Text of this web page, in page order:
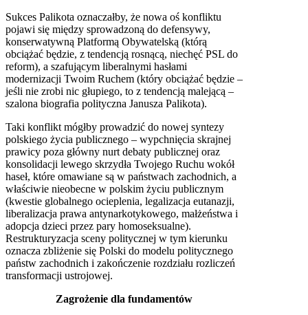
Sukces Palikota oznaczałby, że nowa oś konfliktu
pojawi się między sprowadzoną do defensywy,
konserwatywną Platformą Obywatelską (którą
obciążać będzie, z tendencją rosnącą, niechęć PSL do
reform), a szafującym liberalnymi hasłami
modernizacji Twoim Ruchem (który obciążać będzie –
jeśli nie zrobi nic głupiego, to z tendencją malejącą –
szalona biografia polityczna Janusza Palikota).
Taki konflikt mógłby prowadzić do nowej syntezy
polskiego życia publicznego – wypchnięcia skrajnej
prawicy poza główny nurt debaty publicznej oraz
konsolidacji lewego skrzydła Twojego Ruchu wokół
haseł, które omawiane są w państwach zachodnich, a
właściwie nieobecne w polskim życiu publicznym
(kwestie globalnego ocieplenia, legalizacja eutanazji,
liberalizacja prawa antynarkotykowego, małżeństwa i
adopcja dzieci przez pary homoseksualne).
Restrukturyzacja sceny politycznej w tym kierunku
oznacza zbliżenie się Polski do modelu politycznego
państw zachodnich i zakończenie rozdziału rozliczeń
transformacji ustrojowej.
Zagrożenie dla fundamentów